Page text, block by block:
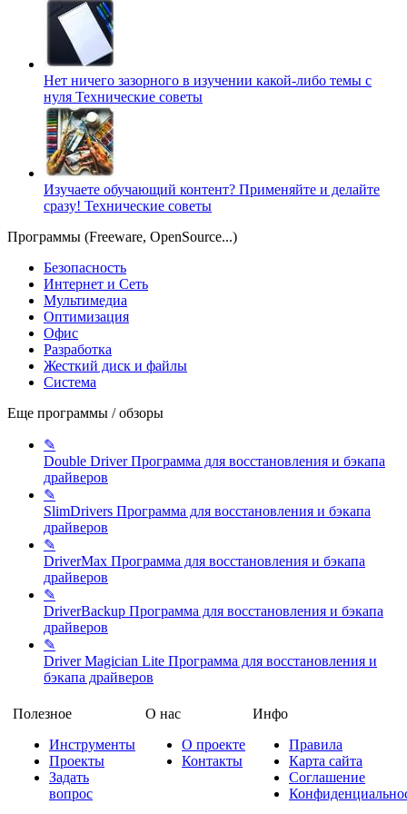
Нет ничего зазорного в изучении какой-либо темы с
нуля Технические советы
Изучаете обучающий контент? Применяйте и делайте
сразу! Технические советы
Программы (Freeware, OpenSource...)
Безопасность
Интернет и Сеть
Мультимедиа
Оптимизация
Офис
Разработка
Жесткий диск и файлы
Система
Еще программы / обзоры
✎
Double DriverПрограмма для восстановления и бэкапа
драйверов
✎
SlimDrivers Программа для восстановления и бэкапа
драйверов
✎
DriverMax Программа для восстановления и бэкапа
драйверов
✎
DriverBackup Программа для восстановления и бэкапа
драйверов
✎
Driver Magician Lite Программа для восстановления и
бэкапа драйверов
Полезное
Инструменты
Проекты
Задать
вопрос
О нас
О проекте
Контакты
Инфо
Правила
Карта сайта
Соглашение